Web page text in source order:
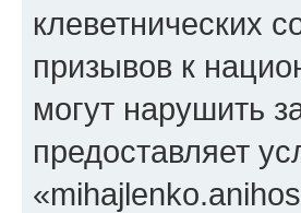
клеветнических
призывов к
могут нарушить
предоставляет